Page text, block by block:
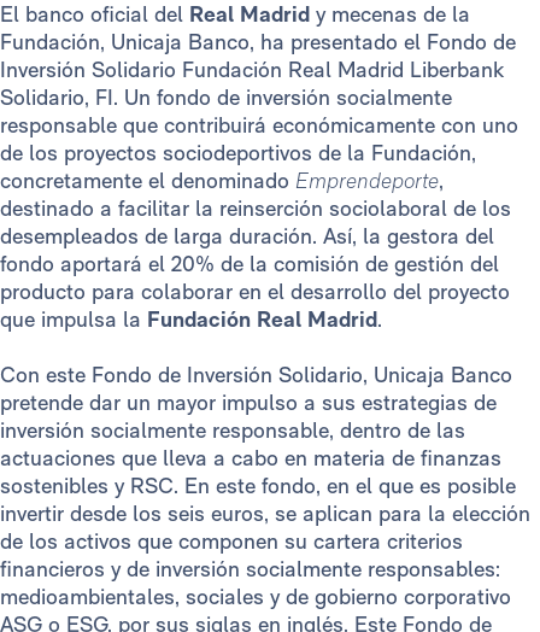
El banco oficial del Real Madrid y mecenas de la
Fundación, Unicaja Banco, ha presentado el Fondo de
Inversión Solidario Fundación Real Madrid Liberbank
Solidario, FI. Un fondo de inversión socialmente
responsable que contribuirá económicamente con uno
de los proyectos sociodeportivos de la Fundación,
concretamente el denominado Emprendeporte,
destinado a facilitar la reinserción sociolaboral de los
desempleados de larga duración. Así, la gestora del
fondo aportará el 20% de la comisión de gestión del
producto para colaborar en el desarrollo del proyecto
que impulsa la Fundación Real Madrid.
Con este Fondo de Inversión Solidario, Unicaja Banco
pretende dar un mayor impulso a sus estrategias de
inversión socialmente responsable, dentro de las
actuaciones que lleva a cabo en materia de finanzas
sostenibles y RSC. En este fondo, en el que es posible
invertir desde los seis euros, se aplican para la elección
de los activos que componen su cartera criterios
financieros y de inversión socialmente responsables:
medioambientales, sociales y de gobierno corporativo
ASG o ESG, por sus siglas en inglés. Este Fondo de